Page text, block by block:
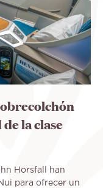
la clase
Horsfall han
para ofrecer un